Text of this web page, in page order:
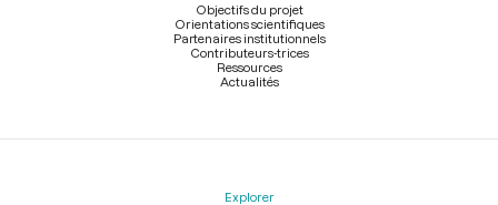
Objectifs du projet
Orientations scientifiques
Partenaires institutionnels
Contributeurs-trices
Ressources
Actualités
Explorer